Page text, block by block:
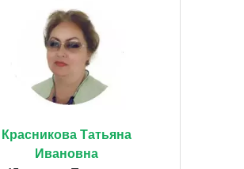
Красникова Татьяна
Ивановна